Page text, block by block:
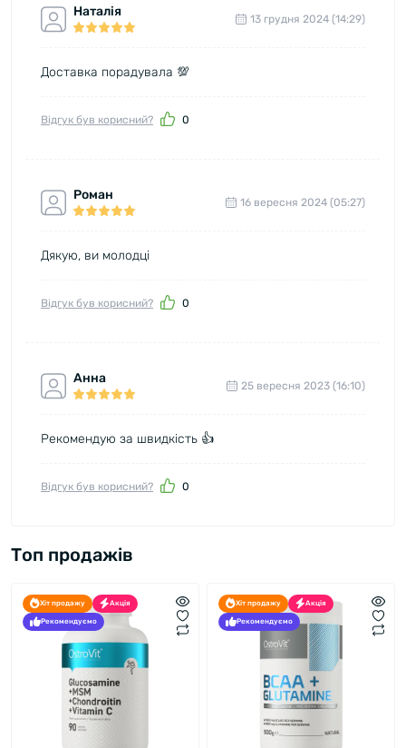
Наталія 13 грудня 2024 (14:29)
Доставка порадувала 💯
Відгук був корисний? 0
Роман 16 вересня 2024 (05:27)
Дякую, ви молодці
Відгук був корисний? 0
Анна 25 вересня 2023 (16:10)
Рекомендую за швидкість 👍
Відгук був корисний? 0
Топ продажів
Хіт продажу Акція
Рекомендуємо
Хіт продажу Акція
Рекомендуємо